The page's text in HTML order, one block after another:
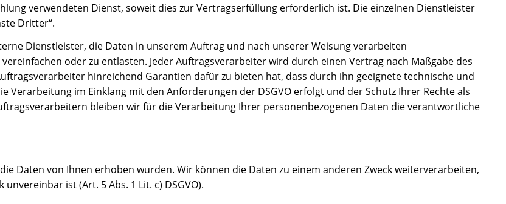
verwendeten Dienst, soweit dies zur Vertragserfüllung erforderlich ist. Die einzelnen Dienstleister
Dritter“.
Dienstleister, die Daten in unserem Auftrag und nach unserer Weisung verarbeiten
oder zu entlasten. Jeder Auftragsverarbeiter wird durch einen Vertrag nach Maßgabe des
hinreichend Garantien dafür zu bieten hat, dass durch ihn geeignete technische und
im Einklang mit den Anforderungen der DSGVO erfolgt und der Schutz Ihrer Rechte als
bleiben wir für die Verarbeitung Ihrer personenbezogenen Daten die verantwortliche
Daten von Ihnen erhoben wurden. Wir können die Daten zu einem anderen Zweck weiterverarbeiten,
ist (Art. 5 Abs. 1 Lit. c) DSGVO).